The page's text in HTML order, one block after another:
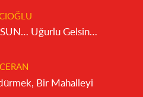
HAYIRLI OLSUN… Uğurlu Gelsin…
Bir Mahalleyi